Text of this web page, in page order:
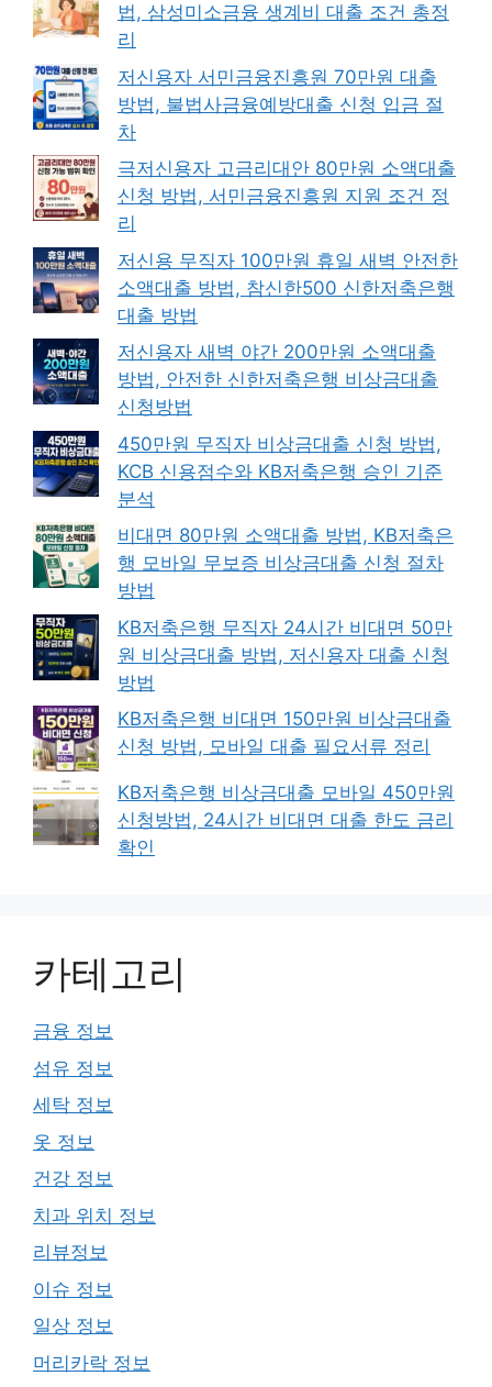
법, 삼성미소금융 생계비 대출 조건 총정
리
저신용자 서민금융진흥원 70만원 대출
방법, 불법사금융예방대출 신청 입금 절
차
극저신용자 고금리대안 80만원 소액대출
신청 방법, 서민금융진흥원 지원 조건 정
리
저신용 무직자 100만원 휴일 새벽 안전한
소액대출 방법, 참신한500 신한저축은행
대출 방법
저신용자 새벽 야간 200만원 소액대출
방법, 안전한 신한저축은행 비상금대출
신청방법
450만원 무직자 비상금대출 신청 방법,
KCB 신용점수와 KB저축은행 승인 기준
분석
비대면 80만원 소액대출 방법, KB저축은
행 모바일 무보증 비상금대출 신청 절차
방법
KB저축은행 무직자 24시간 비대면 50만
원 비상금대출 방법, 저신용자 대출 신청
방법
KB저축은행 비대면 150만원 비상금대출
신청 방법, 모바일 대출 필요서류 정리
KB저축은행 비상금대출 모바일 450만원
신청방법, 24시간 비대면 대출 한도 금리
확인
카테고리
금융 정보
섬유 정보
세탁 정보
옷 정보
건강 정보
치과 위치 정보
리뷰정보
이슈 정보
일상 정보
머리카락 정보